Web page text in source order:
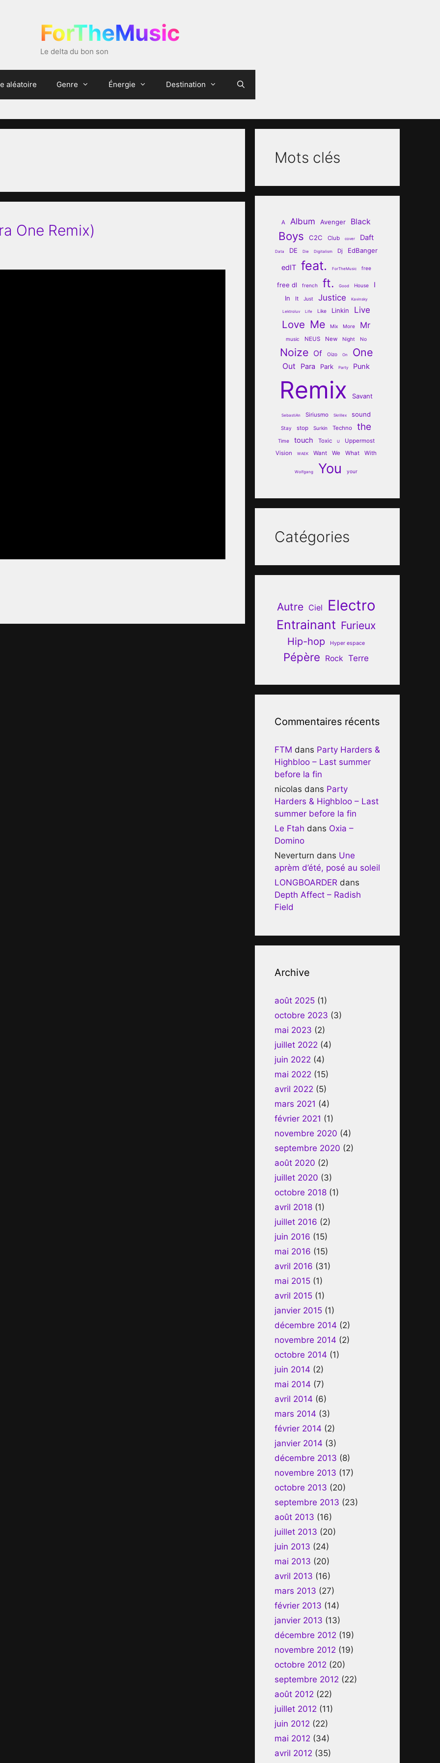
ForTheMusic
Le delta du bon son
aléatoire Genre Énergie Destination
One Remix)
Mots clés
A Album Avenger Black
Boys C2C Club cover Daft
Data DE Die Digitalism Dj EdBanger
edIT feat. ForTheMusic free
free dl french ft. Good House I
In It Just Justice Kavinsky
Lektroluv Life Like Linkin Live
Love Me Mix More Mr
music NEUS New Night No
Noize Of Oizo On One
Out Para Park Party Punk
Remix Savant
SebastiAn Siriusmo Skrillex sound
Stay stop Surkin Techno the
Time touch Toxic U
Uppermost
Vision
WAEK Want We What With
Wolfgang You your
Catégories
Autre Ciel Electro
Entrainant Furieux
Hip-hop Hyper espace
Pépère Rock Terre
Commentaires récents
FTM dans Party Harders &
Highbloo – Last summer
before la fin
nicolas dans Party
Harders & Highbloo – Last
summer before la fin
Le Ftah dans Oxia –
Domino
Neverturn dans Une
aprèm d’été, posé au soleil
LONGBOARDER dans
Depth Affect – Radish
Field
Archive
août 2025 (1)
octobre 2023 (3)
mai 2023 (2)
juillet 2022 (4)
juin 2022 (4)
mai 2022 (15)
avril 2022 (5)
mars 2021 (4)
février 2021 (1)
novembre 2020 (4)
septembre 2020 (2)
août 2020 (2)
juillet 2020 (3)
octobre 2018 (1)
avril 2018 (1)
juillet 2016 (2)
juin 2016 (15)
mai 2016 (15)
avril 2016 (31)
mai 2015 (1)
avril 2015 (1)
janvier 2015 (1)
décembre 2014 (2)
novembre 2014 (2)
octobre 2014 (1)
juin 2014 (2)
mai 2014 (7)
avril 2014 (6)
mars 2014 (3)
février 2014 (2)
janvier 2014 (3)
décembre 2013 (8)
novembre 2013 (17)
octobre 2013 (20)
septembre 2013 (23)
août 2013 (16)
juillet 2013 (20)
juin 2013 (24)
mai 2013 (20)
avril 2013 (16)
mars 2013 (27)
février 2013 (14)
janvier 2013 (13)
décembre 2012 (19)
novembre 2012 (19)
octobre 2012 (20)
septembre 2012 (22)
août 2012 (22)
juillet 2012 (11)
juin 2012 (22)
mai 2012 (34)
avril 2012 (35)